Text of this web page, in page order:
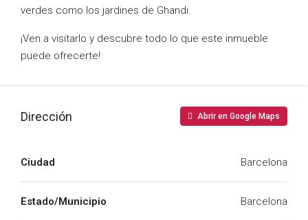
verdes como los jardines de Ghandi.
¡Ven a visitarlo y descubre todo lo que este inmueble
puede ofrecerte!
Dirección Abrir en Google Maps
Ciudad Barcelona
Estado/Municipio Barcelona